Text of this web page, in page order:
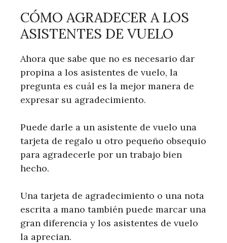
CÓMO AGRADECER A LOS
ASISTENTES DE VUELO
Ahora que sabe que no es necesario dar
propina a los asistentes de vuelo, la
pregunta es cuál es la mejor manera de
expresar su agradecimiento.
Puede darle a un asistente de vuelo una
tarjeta de regalo u otro pequeño obsequio
para agradecerle por un trabajo bien
hecho.
Una tarjeta de agradecimiento o una nota
escrita a mano también puede marcar una
gran diferencia y los asistentes de vuelo
la aprecian.